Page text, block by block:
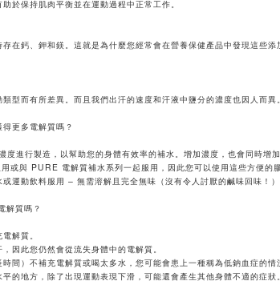
於保持肌肉平衡並在運動過程中正常工作。
在鈣、鉀和鎂。這就是為什麼您經常會在營養保健產品中發現這些
型而有所差異。而且我們出汗的速度和汗液中鹽分的濃度也因人而異。
更多電解質嗎？
進行製造，以幫助您的身體有效率的補水。增加濃度，也會同時增
或與 PURE 電解質補水系列一起服用，因此您可以使用這些方便的
運動飲料服用 – 無需溶解且完全無味（沒有令人討厭的鹹味回味！）
解質嗎？
解質。
因此您仍然會從流失身體中的電解質。
間）不補充電解質或喝太多水，您可能會患上一種稱為低鈉血症的情
的地方，除了出現運動表現下滑，可能還會產生其他身體不適的症狀。